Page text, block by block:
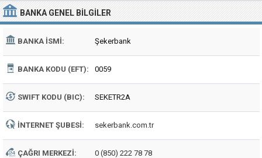
BANKA GENEL BILGILER
BANKA İSMI: Şekerbank
BANKA KODU (EFT): 0059
SWIFT KODU (BIC): SEKETR2A
İNTERNET ŞUBESI: sekerbank.com.tr
ÇAĞRI MERKEZI: 0 (850) 222 78 78